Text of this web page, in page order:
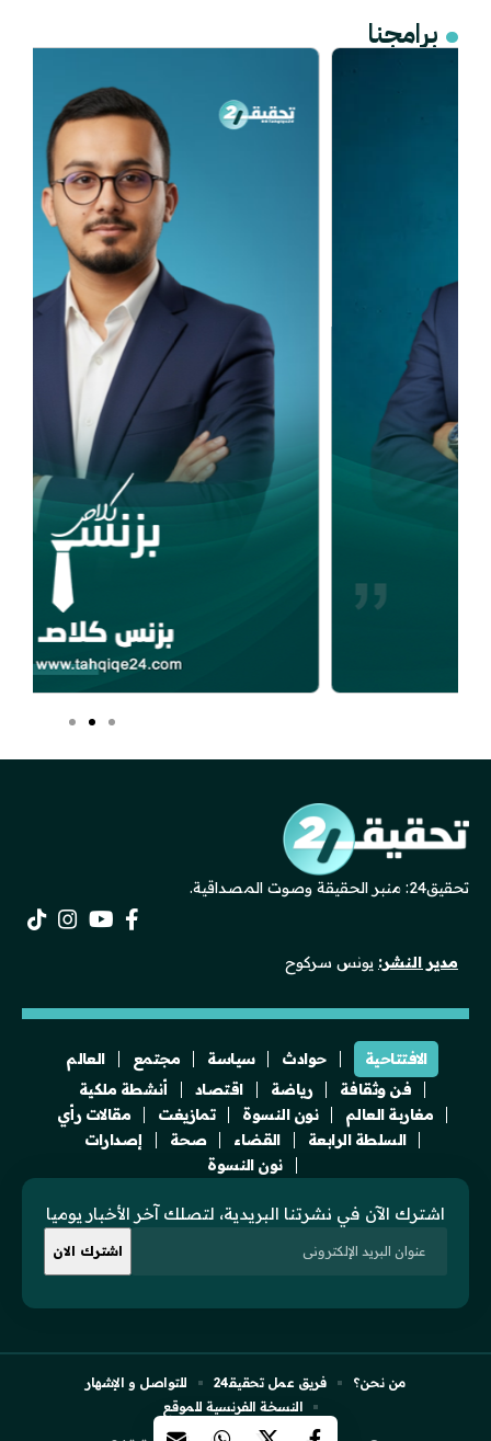
برامجنا
تحقيق24: منبر الحقيقة وصوت المصداقية.
مدير النشر: يونس سركوح
الافتتاحية حوادث سياسة مجتمع
العالم
فن وثقافة
رياضة اقتصاد
أنشطة ملكية
مغاربة العالم
نون النسوة تمازيغت
مقالات رأي
السلطة الرابعة
القضاء صحة
إصدارات
نون النسوة
اشترك الآن في نشرتنا البريدية، لتصلك آخر الأخبار يوميا
من نحن؟ فريق عمل تحقيقـ24
للتواصل و الإشهار
النسخة الفرنسية للموقع